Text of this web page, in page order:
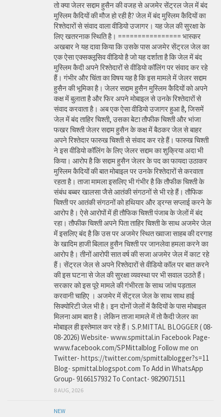
तो क्या जेलर सद्दाम हुसैन की वजह से अजमेर सेंट्रल जेल में बंद
मुस्लिम कैदियों की मौज हो रही है? जेल में बंद मुस्लिम कैदियों का
रिश्तेदारों से संवाद वाला वीडियो उजागर। यह जेल की सुरक्षा के
लिए खतरनाक स्थिति है। ================ भास्कर
अखबार ने यह दावा किया कि उसके पास अजमेर सेंट्रल जेल का
एक ऐसा एक्सक्लूसिव वीडियो है जो यह दर्शाता है कि जेल में बंद
मुस्लिम कैदी अपने रिश्तेदारों से वीडियो कॉलिंग पर संवाद कर रहे
हैं। गंभीर और चिंता का विषय यह है कि इस मामले में जेलर सद्दाम
हुसैन की भूमिका है। जेलर सद्दाम हुसैन मुस्लिम कैदियों को अपने
कक्ष में बुलाता है और फिर अपने मोबाइल से उनके रिश्तेदारों से
संवाद करवाता है। अब एक ऐसा वीडियो उजागर हुआ है, जिसमें
जेल में बंद ताहिर चिश्ती, उसका बेटा तौफीक चिश्ती और भांजा
फखर चिश्ती जेलर सद्दाम हुसैन के कक्ष में बैठकर जेल से बाहर
अपने रिश्तेदार फारुख चिश्ती से संवाद कर रहे हैं। फारुख चिश्ती
ने इस वीडियो कॉलिंग के लिए जेलर सद्दाम का शुक्रिया अदा भी
किया। आरोप है कि सद्दाम हुसैन जेलर के पद का फायदा उठाकर
मुस्लिम कैदियों की बात मोबाइल पर उनके रिश्तेदारों से करवाता
रहता है। ताजा मामला इसलिए भी गंभीर है कि तौफीक चिश्ती के
संबंध बब्बर खालसा जैसे आतंकी संगठनों से भी रहे हैं। तौफिक
चिश्ती पर आतंकी संगठनों को हथियार और ड्रग्स सप्लाई करने के
आरोप है। ऐसे आरोपों में ही तौफिक चिश्ती पंजाब के जेलों में बंद
रहा। तौफीक चिश्ती अपने पिता ताहिर चिश्ती के साथ अजमेर जेल
में इसलिए बंद है कि उस पर अजमेर स्थित ख्वाजा साहब की दरगाह
के खादिम हाजी बिलाल हुसैन चिश्ती पर जानलेवा हमला करने का
आरोप है। तीनों आरोपी सात वर्ष की सजा अजमेर जेल में काट रहे
हैं। सेंट्रल जेल से अपने रिश्तेदारों से वीडियो कॉल पर बात करने
की इस घटना से जेल की सुरक्षा व्यवस्था पर भी सवाल उठते हैं।
सरकार को इस पूरे मामले की गंभीरता के साथ जांच पड़ताल
करवानी चाहिए । अजमेर में सेंट्रल जेल के साथ साथ हाई
सिक्योरिटी जेल भी है। इन दोनों जेलों में कैदियों के पास मोबाइल
मिलना आम बात है। लेकिन ताजा मामले में तो कैदी जेलर का
मोबाइल ही इस्तेमाल कर रहे हैं। S.P.MITTAL BLOGGER ( 08-
08-2026) Website- www.spmittal.in Facebook Page-
www.facebook.com/SPMittalblog Follow me on
Twitter- https://twitter.com/spmittalblogger?s=11
Blog- spmittal.blogspot.com To Add in WhatsApp
Group- 9166157932 To Contact- 9829071511
8 AUG, 2026
NEW